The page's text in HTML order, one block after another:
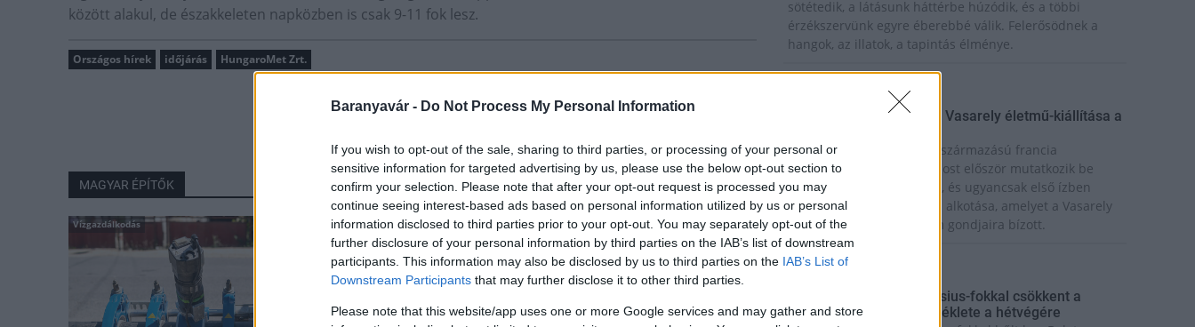
Baranyavár - Do Not Process My Personal Information
If you wish to opt-out of the sale, sharing to third parties, or processing of your personal or
sensitive information for targeted advertising by us, please use the below opt-out section to
confirm your selection. Please note that after your opt-out request is processed you may
continue seeing interest-based ads based on personal information utilized by us or personal
information disclosed to third parties prior to your opt-out. You may separately opt-out of the
further disclosure of your personal information by third parties on the IAB’s list of downstream
participants. This information may also be disclosed by us to third parties on the IAB’s List of
Downstream Participants that may further disclose it to other third parties.
Please note that this website/app uses one or more Google services and may gather and store
között alakul, de északkeleten napközben is csak 9-11 fok lesz.
Országos hírek időjárás HungaroMet Zrt.
MAGYAR ÉPÍTŐK
Vízgazdálkodás
Épített öröksége megújításával is
készül Mohács a csata ötszázadik
évfordulójára
A tengerfenék alatt négy
sötétedik, a látásunk háttérbe húzódik, és a többi
érzékszervünk egyre éberebbé válik. Felerősödnek a
hangok, az illatok, a tapintás élménye.
zínekben élt élet - Claire Vasarely életmű-kiállítása a
Claire Vasarely, a magyar származású francia
alkotóművész életműve most először mutatkozik be
önállóan Magyarországon, és ugyancsak első ízben
látható együtt valamennyi alkotása, amelyet a Vasarely
házaspár a pécsi múzeum gondjaira bízott.
Egy hét alatt közel 6 Celsius-fokkal csökkent a
Balaton vizének hőmérséklete a hétvégére